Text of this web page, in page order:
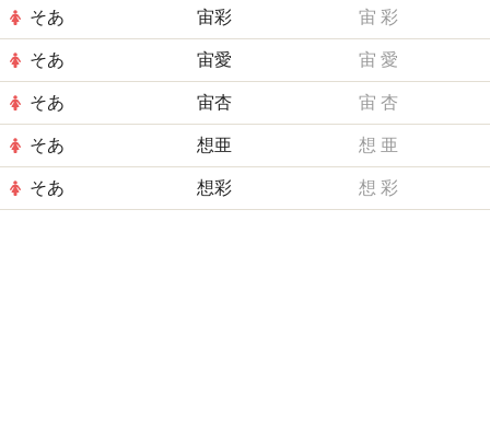
そあ 宙彩 宙 彩
そあ 宙愛 宙 愛
そあ 宙杏 宙 杏
そあ 想亜 想 亜
そあ 想彩 想 彩